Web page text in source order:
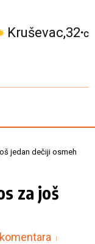
Kruševac 32°C
jedan dečiji osmeh
za još